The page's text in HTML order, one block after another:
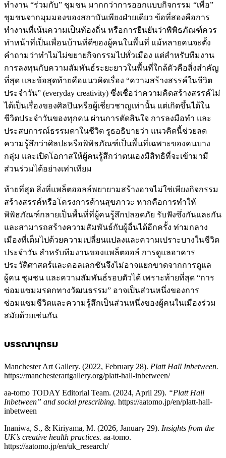
ทำงาน “ร่วมกับ” ชุมชน มากกว่าการออกแบบกิจกรรม “เพื่อ”
ชุมชนจากมุมมองของสถาบันเพียงฝ่ายเดียว ข้อที่สองคือการ
ทำงานที่เน้นความเป็นท้องถิ่น หรือการยืนยันว่าพิพิธภัณฑ์ควร
ทำหน้าที่เป็นเพื่อนบ้านที่ดีของผู้คนในพื้นที่ แม้หลายคนจะตั้ง
คำถามว่าทำไมไม่ขยายกิจกรรมไปทั่วเมือง แต่สำหรับทีมงาน
การลงทุนกับความสัมพันธ์ระยะยาวในพื้นที่ใกล้ตัวคือสิ่งสำคัญ
ที่สุด และข้อสุดท้ายคือแนวคิดเรื่อง “ความสร้างสรรค์ในชีวิต
ประจำวัน” (everyday creativity) ซึ่งเชื่อว่าความคิดสร้างสรรค์ไม่
ได้เป็นเรื่องของศิลปินหรือผู้เชี่ยวชาญเท่านั้น แต่เกิดขึ้นได้ใน
ชีวิตประจำวันของทุกคน ผ่านการตัดสินใจ การลงมือทำ และ
ประสบการณ์ธรรมดาในชีวิต รูธอธิบายว่า แนวคิดนี้ช่วยลด
ความรู้สึกว่าศิลปะหรือพิพิธภัณฑ์เป็นพื้นที่เฉพาะของคนบาง
กลุ่ม และเปิดโอกาสให้ผู้คนรู้สึกว่าตนเองมีสิทธิที่จะเข้ามามี
ส่วนร่วมได้อย่างเท่าเทียม
ท้ายที่สุด สิ่งที่แพล็ตฮอลล์พยายามสร้างอาจไม่ใช่เพียงกิจกรรม
สร้างสรรค์หรือโครงการด้านสุขภาวะ หากคือการทำให้
พิพิธภัณฑ์กลายเป็นพื้นที่ที่ผู้คนรู้สึกปลอดภัย รับฟังซึ่งกันและกัน
และสามารถสร้างความสัมพันธ์กับผู้อื่นได้อีกครั้ง ท่ามกลาง
เมืองที่เต็มไปด้วยความเปลี่ยนแปลงและความเปราะบางในชีวิต
ประจำวัน สำหรับทีมงานของแพล็ตฮอล์ การดูแลอาคาร
ประวัติศาสตร์และคอลเลกชันจึงไม่อาจแยกขาดจากการดูแล
ผู้คน ชุมชน และความสัมพันธ์รอบตัวได้ เพราะท้ายที่สุด “การ
ซ่อมแซมมรดกทางวัฒนธรรม” อาจเป็นส่วนหนึ่งของการ
ซ่อมแซมชีวิตและความรู้สึกเป็นส่วนหนึ่งของผู้คนในเมืองร่วม
สมัยด้วยเช่นกัน
บรรณานุกรม
Manchester Art Gallery. (2022, February 28). Platt Hall Inbetween.
https://manchesterartgallery.org/platt-hall-inbetween/
aa-tomo TODAY Editorial Team. (2024, April 29). “Platt Hall
Inbetween” and social prescribing. https://aatomo.jp/en/platt-hall-
inbetween
Inaniwa, S., & Kiriyama, M. (2026, January 29). Insights from the
UK’s creative health practices. aa-tomo.
https://aatomo.jp/en/uk_research/